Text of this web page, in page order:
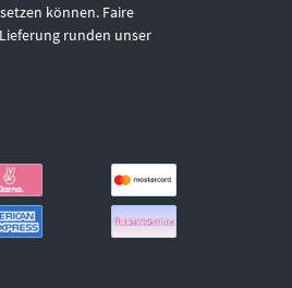
können. Faire
runden unser